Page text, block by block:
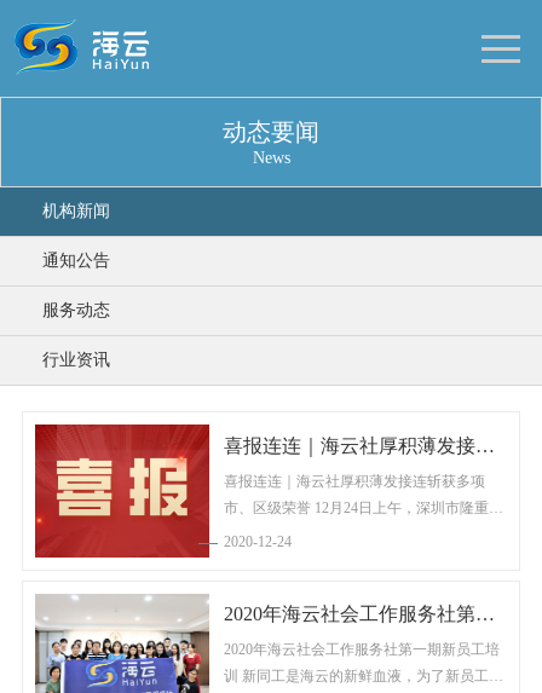
动态要闻
News
机构新闻
通知公告
服务动态
行业资讯
喜报连连｜海云社厚积薄发接连斩获多项市、区级荣誉
喜报连连｜海云社厚积薄发接连斩获多项
市、区级荣誉 12月24日上午，深圳市隆重、
高规格召开双拥模范城创建总结表彰大会，
议宣读了《中共深圳市委、深圳市人民...
2020-12-24
2020年海云社会工作服务社第一期新员工培训
2020年海云社会工作服务社第一期新员工培
训 新同工是海云的新鲜血液，为了新员工更